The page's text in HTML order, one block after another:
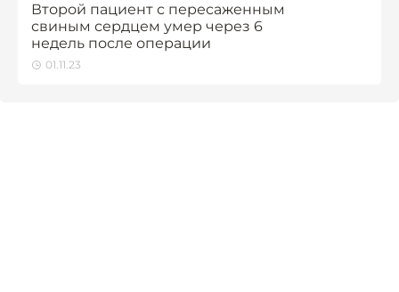
Второй пациент с пересаженным
свиным сердцем умер через 6
недель после операции
01.11.23